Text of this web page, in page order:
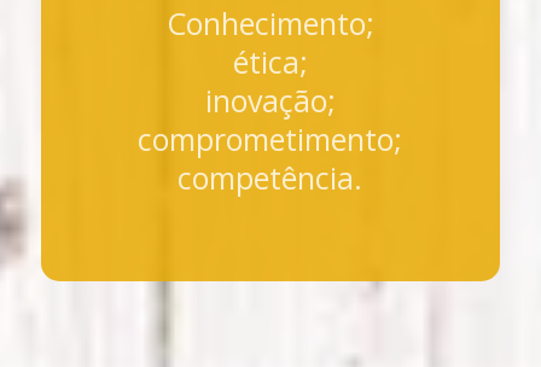
Conhecimento;
ética;
inovação;
comprometimento;
competência.